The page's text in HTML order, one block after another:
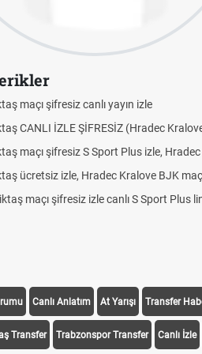
maçı şifresiz canlı yayın izle
CANLI İZLE ŞİFRESİZ (Hradec
maçı şifresiz S Sport Plus izle,
ücretsiz izle, Hradec Kralove BJK
maçı şifresiz izle canlı S Sport Plus
Canlı Anlatım At Yarışı Transfer
Transfer Trabzonspor Transfer Canlı İzle